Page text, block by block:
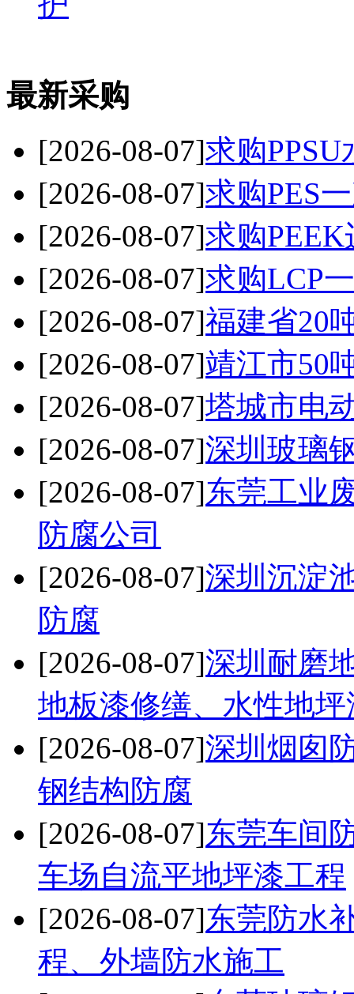
最新采购
[2026-08-07]求购PPSU
[2026-08-07]求购PES
[2026-08-07]求购
[2026-08-07]求购LCP
[2026-08-07]福建省20
[2026-08-07]靖江市50
[2026-08-07]塔城市电
[2026-08-07]深圳玻璃
[2026-08-07]东莞工业
防腐公司
[2026-08-07]深圳沉淀
防腐
[2026-08-07]深圳耐磨
地板漆修缮、水性地
[2026-08-07]深圳烟囱
钢结构防腐
[2026-08-07]东莞车间
车场自流平地坪漆工程
[2026-08-07]东莞防水
程、外墙防水施工